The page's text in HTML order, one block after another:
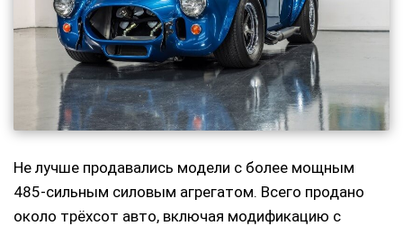
Не лучше продавались модели с более мощным
485-сильным силовым агрегатом. Всего продано
около трёхсот авто, включая модификацию с